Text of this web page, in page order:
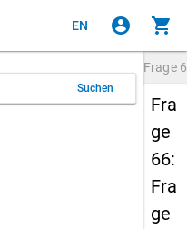
EN account_circle shopping_cart
Suchen
Frage
Fra
ge
66:
Fra
ge